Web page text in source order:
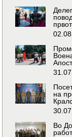
на
Во